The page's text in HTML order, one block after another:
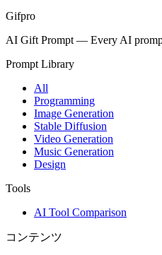
Gifpro
AI Gift Prompt — Every AI
Prompt Library
All
Programming
Image Generation
Stable Diffusion
Video Generation
Music Generation
Design
Tools
AI Tool Comparison
コンテンツ